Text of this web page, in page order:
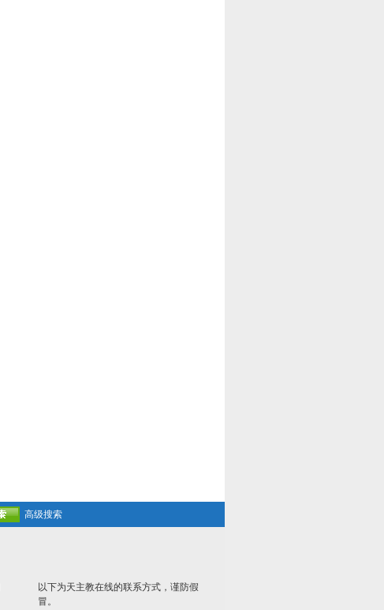
高级搜索
以下为天主教在线的联系方式，谨防假
冒。